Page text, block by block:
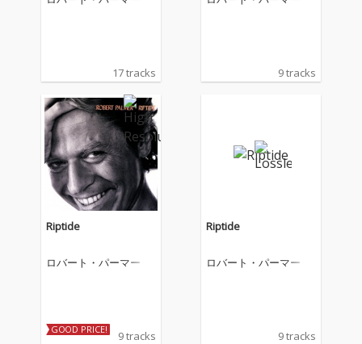
17 tracks 9 tracks
Riptide
ロバート・パーマー
GOOD PRICE! 9 tracks
Riptide
ロバート・パーマー
9 tracks